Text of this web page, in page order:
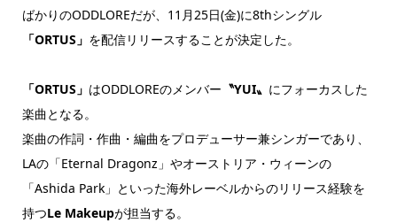
ばかりのODDLOREだが、11月25日(金)に8thシングル
「ORTUS」 を配信リリースすることが決定した。
「ORTUS」 はODDLOREのメンバー 〝YUI〟 にフォーカスした
楽曲となる。
楽曲の作詞・作曲・編曲をプロデューサー兼シンガーであり、
LAの「Eternal Dragonz」やオーストリア・ウィーンの
「Ashida Park」といった海外レーベルからのリリース経験を
持つLe Makeupが担当する。